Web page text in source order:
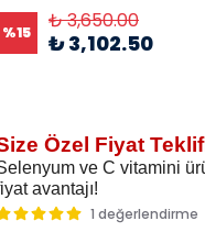
%15 ₺ 3,650.00
₺ 3,102.50
Özel Fiyat
ve C vitamini
avantajı!
1 değerlendirme